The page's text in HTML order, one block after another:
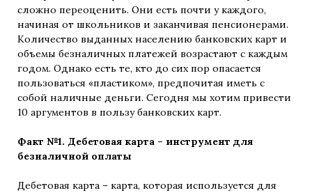
сложно переоценить. Они есть почти у каждого,
начиная от школьников и заканчивая пенсионерами.
Количество выданных населению банковских карт и
объемы безналичных платежей возрастают с каждым
годом. Однако есть те, кто до сих пор опасается
пользоваться «пластиком», предпочитая иметь с
собой наличные деньги. Сегодня мы хотим привести
10 аргументов в пользу банковских карт.
Факт №1. Дебетовая карта – инструмент для
безналичной оплаты
Дебетовая карта – карта, которая используется для